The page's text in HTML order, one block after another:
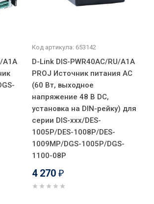
A1A
Код артикула: 653142
D-Link DIS-PWR40AC/RU/A1A
PROJ Источник питания AC
(60 Вт, выходное
напряжение 48 В DC,
установка на DIN-рейку) для
серии DIS-xxx/DES-
1005P/DES-1008P/DES-
1009MP/DGS-1005P/DGS-
1100-08P
4 270 ₽